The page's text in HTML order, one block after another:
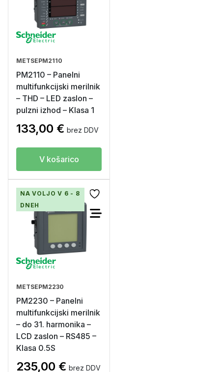
METSEPM2110
PM2110 – Panelni
multifunkcijski merilnik
– THD – LED zaslon –
pulzni izhod – Klasa 1
133,00 € brez DDV
V košarico
NA VOLJO V 6 - 8
DNEH
METSEPM2230
PM2230 – Panelni
multifunkcijski merilnik
– do 31. harmonika –
LCD zaslon – RS485 –
Klasa 0.5S
235,00 € brez DDV